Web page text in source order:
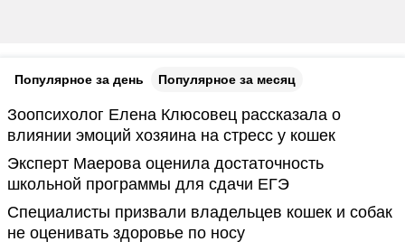
Популярное за день Популярное за месяц
Зоопсихолог Елена Клюсовец рассказала о
влиянии эмоций хозяина на стресс у кошек
Эксперт Маерова оценила достаточность
школьной программы для сдачи ЕГЭ
Специалисты призвали владельцев кошек и собак
не оценивать здоровье по носу